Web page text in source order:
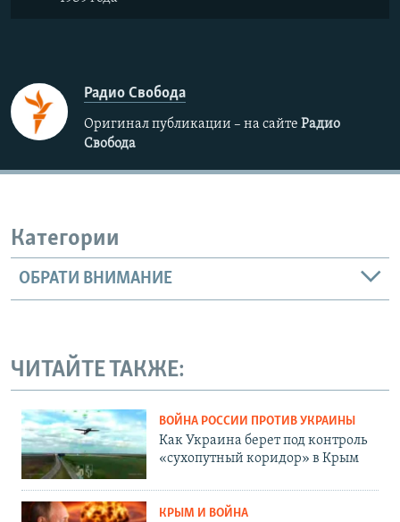
Радио Свобода
Оригинал публикации – на сайте Радио
Свобода
Категории
ОБРАТИ ВНИМАНИЕ
ЧИТАЙТЕ ТАКЖЕ:
ВОЙНА РОССИИ ПРОТИВ УКРАИНЫ
Как Украина берет под контроль
«сухопутный коридор» в Крым
КРЫМ И ВОЙНА